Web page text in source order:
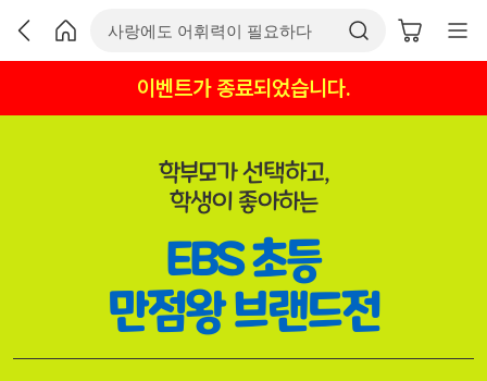
이벤트가 종료되었습니다.
학부모가 선택하고,
학생이 좋아하는
EBS 초등
만점왕 브랜드전